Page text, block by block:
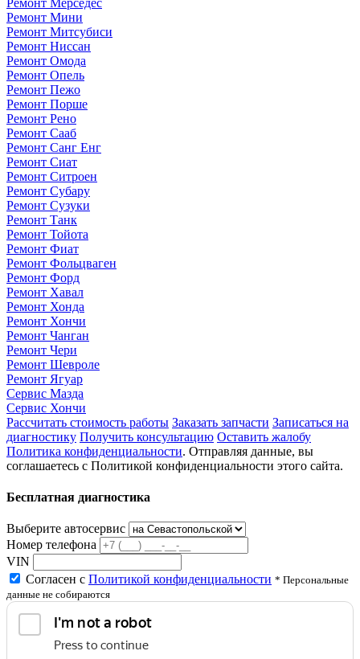
Ремонт Мерседес
Ремонт Мини
Ремонт Митсубиси
Ремонт Ниссан
Ремонт Омода
Ремонт Опель
Ремонт Пежо
Ремонт Порше
Ремонт Рено
Ремонт Сааб
Ремонт Санг Енг
Ремонт Сиат
Ремонт Ситроен
Ремонт Субару
Ремонт Сузуки
Ремонт Танк
Ремонт Тойота
Ремонт Фиат
Ремонт Фольцваген
Ремонт Форд
Ремонт Хавал
Ремонт Хонда
Ремонт Хончи
Ремонт Чанган
Ремонт Чери
Ремонт Шевроле
Ремонт Ягуар
Сервис Мазда
Сервис Хончи
Рассчитать стоимость работы Заказать запчасти Записаться на
диагностику Получить консультацию Оставить жалобу
Политика конфиденциальности. Отправляя данные, вы
соглашаетесь с Политикой конфиденциальности этого сайта.
Бесплатная диагностика
Выберите автосервис
Номер телефона
VIN
Согласен с Политикой конфиденциальности * Персональные
данные не собираются